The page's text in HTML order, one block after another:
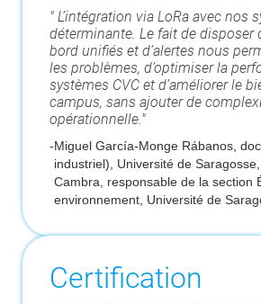
" L’intégration via LoRa avec nos
déterminante. Le fait de disposer
bord unifiés et d’alertes nous
les problèmes, d’optimiser la
systèmes CVC et d’améliorer le
campus, sans ajouter de
opérationnelle."
-Miguel García-Monge Rábanos,
industriel), Université de
Cambra, responsable de la section
environnement, Université de
Certification